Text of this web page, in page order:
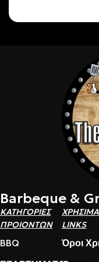
Barbeque &
ΚΑΤΗΓΟΡΙΕΣ
ΠΡΟΙΟΝΤΩΝ
BBQ
ΧΡΗΣΙΜΑ
LINKS
Όροι